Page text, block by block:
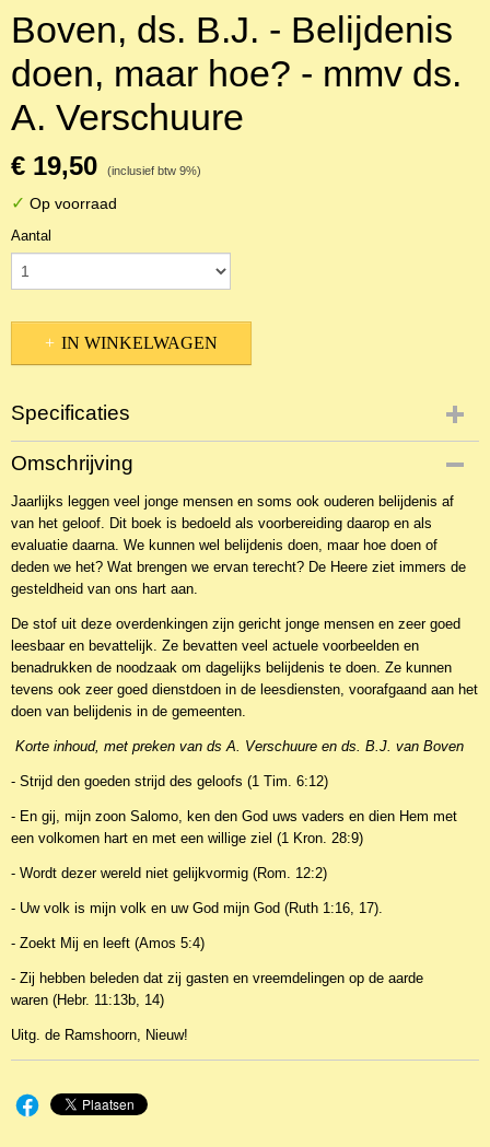
Boven, ds. B.J. - Belijdenis
doen, maar hoe? - mmv ds.
A. Verschuure
€ 19,50 (inclusief btw 9%)
✓ Op voorraad
Aantal
IN WINKELWAGEN
Specificaties
Productcode
NBKTPr--16366
EAN code
9789461151018
Omschrijving
Jaarlijks leggen veel jonge mensen en soms ook ouderen belijdenis af
van het geloof. Dit boek is bedoeld als voorbereiding daarop en als
evaluatie daarna. We kunnen wel belijdenis doen, maar hoe doen of
deden we het? Wat brengen we ervan terecht? De Heere ziet immers de
gesteldheid van ons hart aan.
De stof uit deze overdenkingen zijn gericht jonge mensen en zeer goed
leesbaar en bevattelijk. Ze bevatten veel actuele voorbeelden en
benadrukken de noodzaak om dagelijks belijdenis te doen. Ze kunnen
tevens ook zeer goed dienstdoen in de leesdiensten, voorafgaand aan het
doen van belijdenis in de gemeenten.
Korte inhoud, met preken van ds A. Verschuure en ds. B.J. van Boven
- Strijd den goeden strijd des geloofs (1 Tim. 6:12)
- En gij, mijn zoon Salomo, ken den God uws vaders en dien Hem met
een volkomen hart en met een willige ziel (1 Kron. 28:9)
- Wordt dezer wereld niet gelijkvormig (Rom. 12:2)
- Uw volk is mijn volk en uw God mijn God (Ruth 1:16, 17).
- Zoekt Mij en leeft (Amos 5:4)
- Zij hebben beleden dat zij gasten en vreemdelingen op de aarde
waren (Hebr. 11:13b, 14)
Uitg. de Ramshoorn, Nieuw!